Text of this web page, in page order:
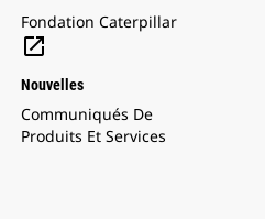
Fondation Caterpillar

Nouvelles
Communiqués De
Produits Et Services